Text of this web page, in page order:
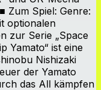
Zum Spiel: Genre:
optionalen
zur Serie „Space
Yamato“ ist eine
Nishizaki
der Yamato
das All kämpfen